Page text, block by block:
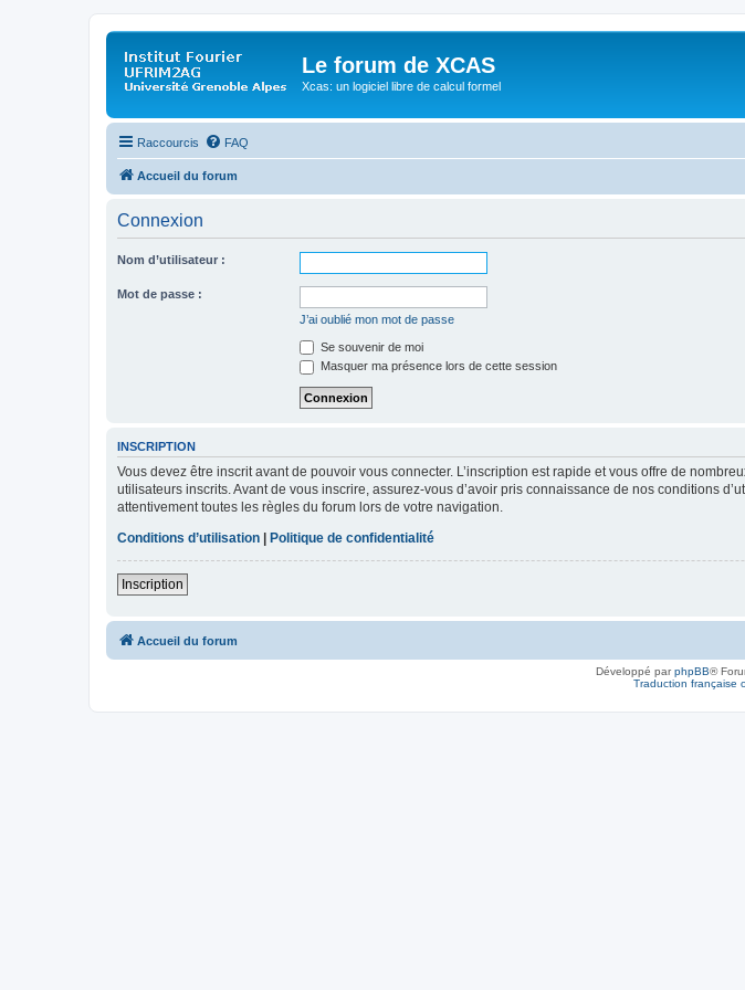
Le forum de XCAS
Xcas: un logiciel libre de calcul formel
Raccourcis FAQ
Accueil du forum
Connexion
Nom d’utilisateur :
Mot de passe :
J’ai oublié mon mot de passe
Se souvenir de moi
Masquer ma présence lors de cette session
INSCRIPTION
Vous devez être inscrit avant de pouvoir vous connecter. L’inscription est rapide et vous offre de
utilisateurs inscrits. Avant de vous inscrire, assurez-vous d’avoir pris connaissance de nos conditions
attentivement toutes les règles du forum lors de votre navigation.
Conditions d’utilisation
Politique de confidentialité
Inscription
Accueil du forum
Développé parphpBB®
Traduction française